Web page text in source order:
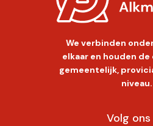
We verbinden
elkaar en houden
gemeentelijk,
niveau.
Volg